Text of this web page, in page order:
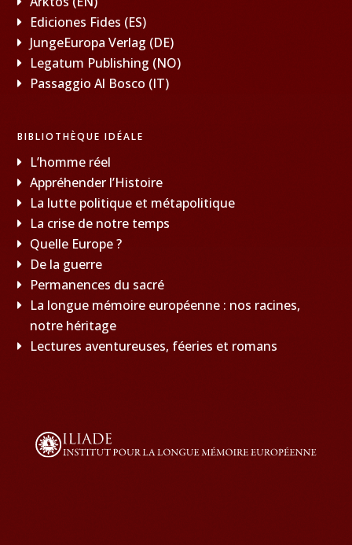
Ediciones Fides (ES)
JungeEuropa Verlag (DE)
Legatum Publishing (NO)
Passaggio Al Bosco (IT)
BIBLIOTHÈQUE IDÉALE
L’homme réel
Appréhender l’Histoire
La lutte politique et métapolitique
La crise de notre temps
Quelle Europe ?
De la guerre
Permanences du sacré
La longue mémoire européenne : nos racines,
notre héritage
Lectures aventureuses, féeries et romans